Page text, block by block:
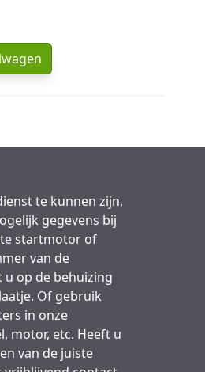
te kunnen zijn,
gegevens bij
startmotor of
van de
op de behuizing
Of gebruik
in onze
motor, etc. Heeft u
van de juiste